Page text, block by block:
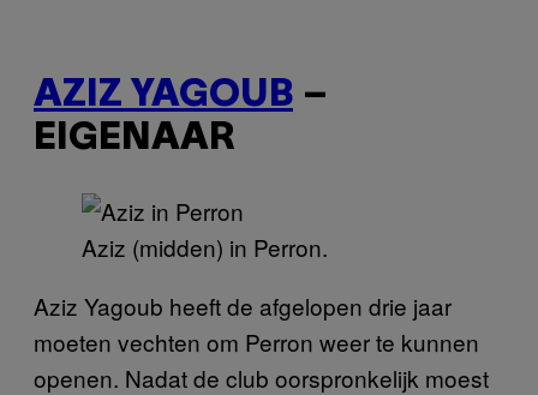
AZIZ YAGOUB –
EIGENAAR
Aziz (midden) in Perron.
Aziz Yagoub heeft de afgelopen drie jaar
moeten vechten om Perron weer te kunnen
openen. Nadat de club oorspronkelijk moest